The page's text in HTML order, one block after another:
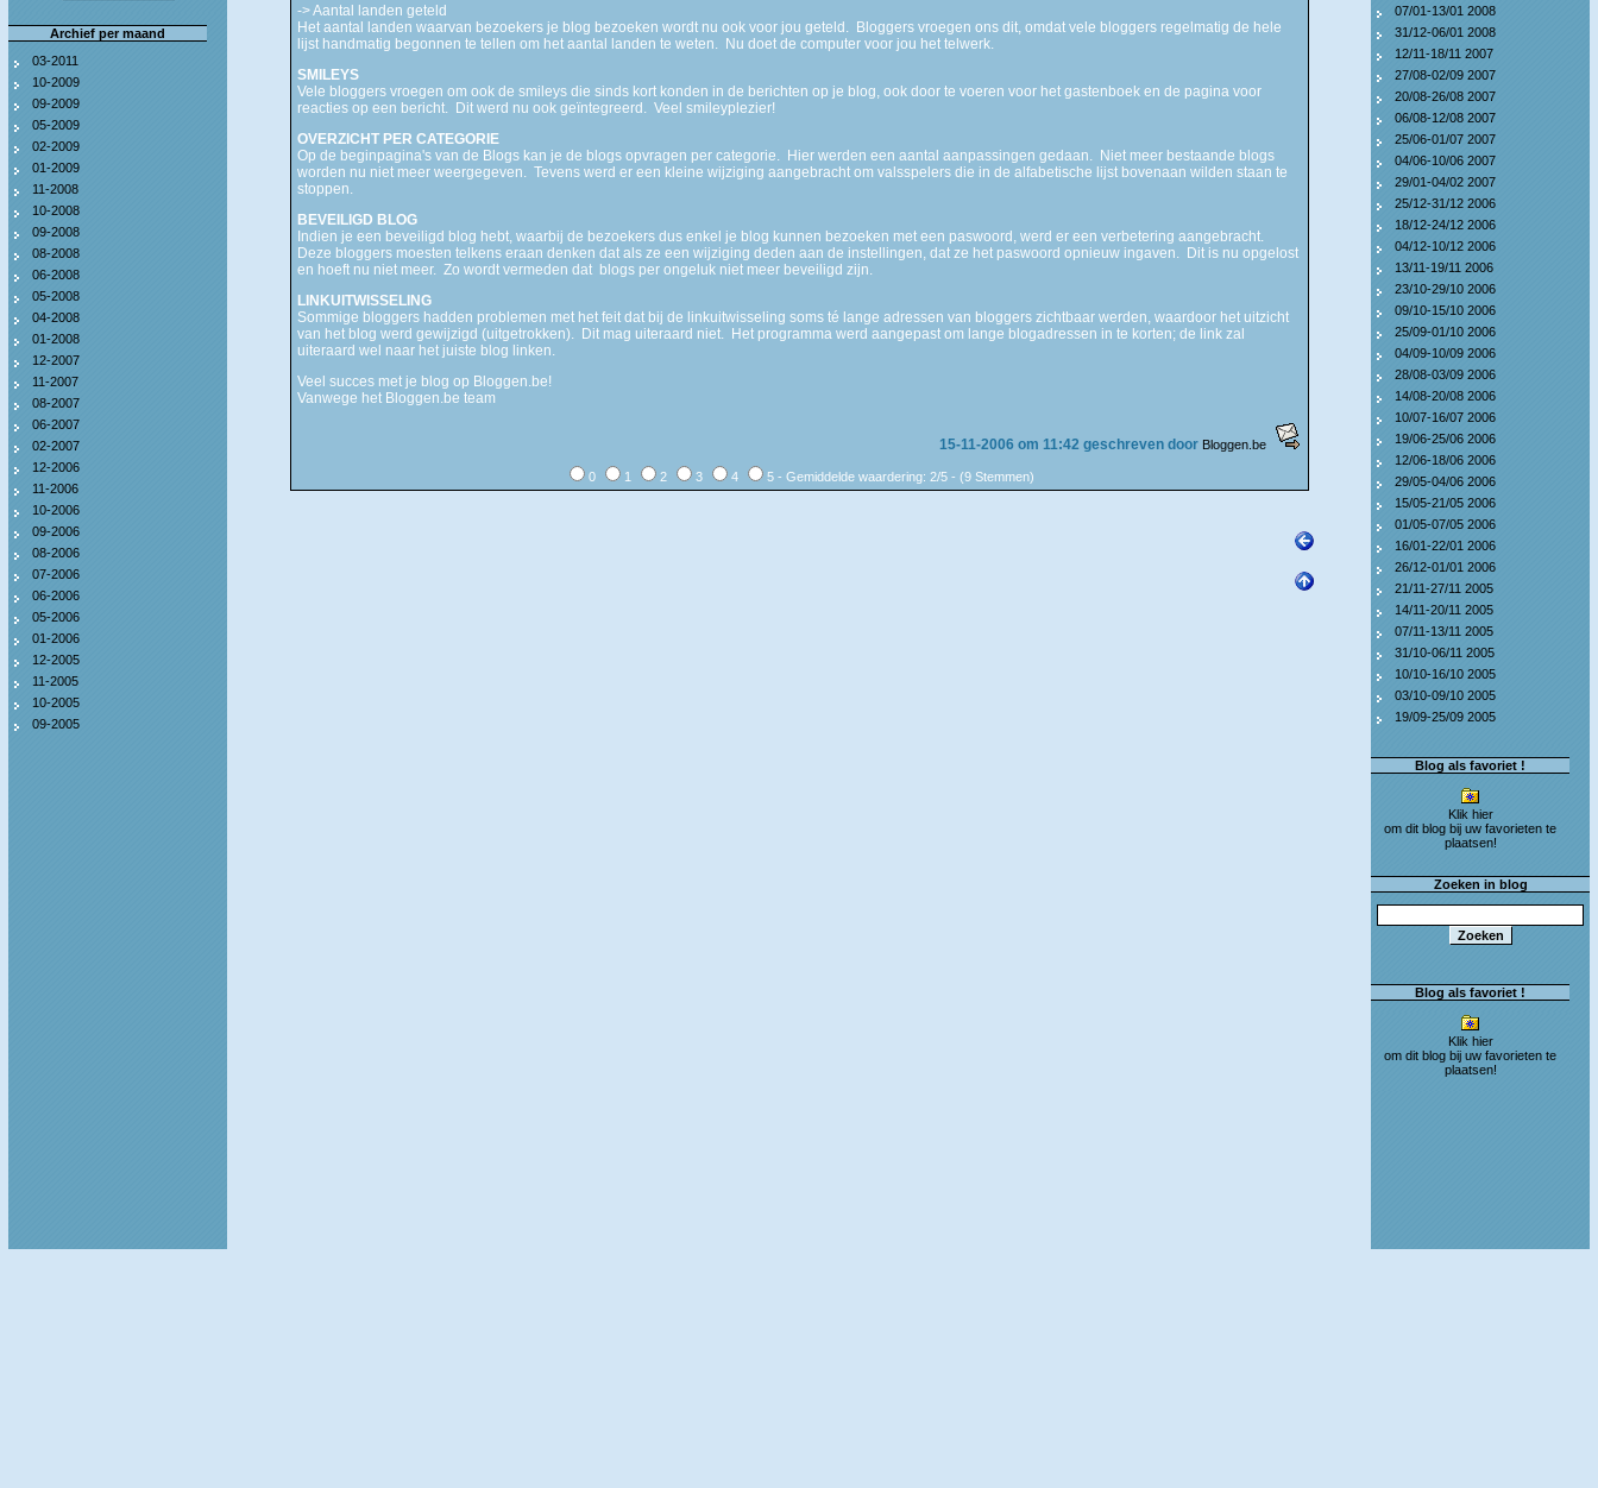
Archief per maand
03-2011
10-2009
09-2009
05-2009
02-2009
01-2009
11-2008
10-2008
09-2008
08-2008
06-2008
05-2008
04-2008
01-2008
12-2007
11-2007
08-2007
06-2007
02-2007
12-2006
11-2006
10-2006
09-2006
08-2006
07-2006
06-2006
05-2006
01-2006
12-2005
11-2005
10-2005
09-2005
-> Aantal landen geteld
Het aantal landen waarvan bezoekers je blog bezoeken wordt nu ook voor jou geteld. Bloggers vroegen ons dit, omdat vele bloggers regelmatig de hele
lijst handmatig begonnen te tellen om het aantal landen te weten. Nu doet de computer voor jou het telwerk.
SMILEYS
Vele bloggers vroegen om ook de smileys die sinds kort konden in de berichten op je blog, ook door te voeren voor het gastenboek en de pagina voor
reacties op een bericht. Dit werd nu ook geïntegreerd. Veel smileyplezier!
OVERZICHT PER CATEGORIE
Op de beginpagina's van de Blogs kan je de blogs opvragen per categorie. Hier werden een aantal aanpassingen gedaan. Niet meer bestaande blogs
worden nu niet meer weergegeven. Tevens werd er een kleine wijziging aangebracht om valsspelers die in de alfabetische lijst bovenaan wilden staan te
stoppen.
BEVEILIGD BLOG
Indien je een beveiligd blog hebt, waarbij de bezoekers dus enkel je blog kunnen bezoeken met een paswoord, werd er een verbetering aangebracht.
Deze bloggers moesten telkens eraan denken dat als ze een wijziging deden aan de instellingen, dat ze het paswoord opnieuw ingaven. Dit is nu opgelost
en hoeft nu niet meer. Zo wordt vermeden dat blogs per ongeluk niet meer beveiligd zijn.
LINKUITWISSELING
Sommige bloggers hadden problemen met het feit dat bij de linkuitwisseling soms té lange adressen van bloggers zichtbaar werden, waardoor het uitzicht
van het blog werd gewijzigd (uitgetrokken). Dit mag uiteraard niet. Het programma werd aangepast om lange blogadressen in te korten; de link zal
uiteraard wel naar het juiste blog linken.
Veel succes met je blog op Bloggen.be!
Vanwege het Bloggen.be team
15-11-2006 om 11:42 geschreven door Bloggen.be
0 1 2 3 4 5 - Gemiddelde waardering: 2/5 - (9 Stemmen)
07/01-13/01 2008
31/12-06/01 2008
12/11-18/11 2007
27/08-02/09 2007
20/08-26/08 2007
06/08-12/08 2007
25/06-01/07 2007
04/06-10/06 2007
29/01-04/02 2007
25/12-31/12 2006
18/12-24/12 2006
04/12-10/12 2006
13/11-19/11 2006
23/10-29/10 2006
09/10-15/10 2006
25/09-01/10 2006
04/09-10/09 2006
28/08-03/09 2006
14/08-20/08 2006
10/07-16/07 2006
19/06-25/06 2006
12/06-18/06 2006
29/05-04/06 2006
15/05-21/05 2006
01/05-07/05 2006
16/01-22/01 2006
26/12-01/01 2006
21/11-27/11 2005
14/11-20/11 2005
07/11-13/11 2005
31/10-06/11 2005
10/10-16/10 2005
03/10-09/10 2005
19/09-25/09 2005
Blog als favoriet !
Klik hier
om dit blog bij uw favorieten te
plaatsen!
Zoeken in blog
Blog als favoriet !
Klik hier
om dit blog bij uw favorieten te
plaatsen!